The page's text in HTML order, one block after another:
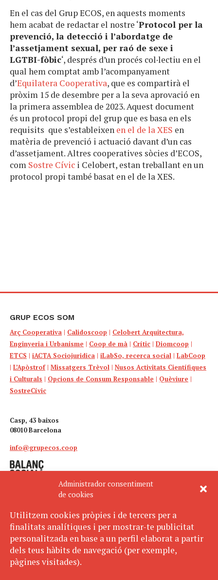
Administrador consentiment
de cookies
Utilitzem cookies pròpies i de tercers per a
finalitats analítiques i per mostrar-te publicitat
personalitzada en base a un perfil elaborat a partir
dels teus hàbits de navegació (per exemple,
pàgines visitades).
En el cas del Grup ECOS, en aquests moments
hem acabat de redactar el nostre ‘Protocol per la
prevenció, la detecció i l’abordatge de
l’assetjament sexual, per raó de sexe i
LGTBI-fòbic‘, després d’un procés col·lectiu en el
qual hem comptat amb l’acompanyament
d’Equilatera Cooperativa, que es compartirà el
pròxim 15 de desembre per a la seva aprovació en
la primera assemblea de 2023. Aquest document
és un protocol propi del grup que es basa en els
requisits que s’estableixen en el de la XES en
matèria de prevenció i actuació davant d’un cas
d’assetjament. Altres cooperatives sòcies d’ECOS,
com Sostre Cívic i Celobert, estan treballant en un
protocol propi també basat en el de la XES.
GRUP ECOS SOM
Arç Cooperativa | Calidoscoop | Celobert Arquitectura,
Enginyeria i Urbanisme | Coop de mà | Crític | Diomcoop |
ETCS | iACTA Sociojuridica | iLabSo, recerca social | LabCoop
| L’Apòstrof| Missatgers Trèvol | Nusos Activitats Científiques
i Culturals | Opcions de Consum Responsable | Quèviure |
SostreCívic
Casp, 43 baixos
08010 Barcelona
info@grupecos.coop
Avís legal
Política de privacitat
Política de cookies
SUBSCRIU-TE
AL BUTLLETÍ